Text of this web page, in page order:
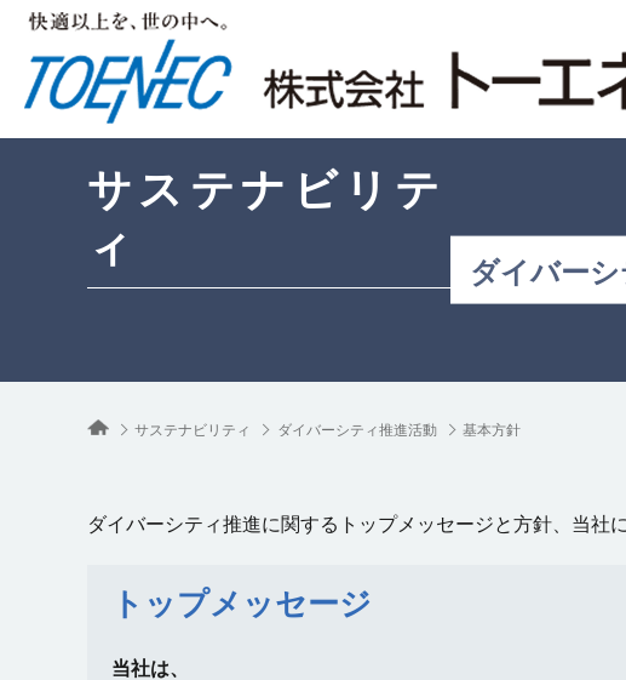
サステナビリテ
ィ
ダイバー
サステナビリティ ダイバーシティ推進活動 基本方針
ダイバーシティ推進に関するトップメッセージと方針、当社
トップメッセージ
当社は、